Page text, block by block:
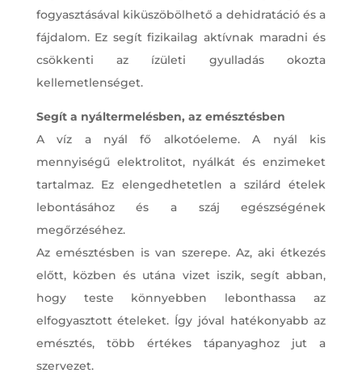
fogyasztásával kiküszöbölhető a dehidratáció és a
fájdalom. Ez segít fizikailag aktívnak maradni és
csökkenti az ízületi gyulladás okozta
kellemetlenséget.
Segít a nyáltermelésben, az emésztésben
A víz a nyál fő alkotóeleme. A nyál kis
mennyiségű elektrolitot, nyálkát és enzimeket
tartalmaz. Ez elengedhetetlen a szilárd ételek
lebontásához és a száj egészségének
megőrzéséhez.
Az emésztésben is van szerepe. Az, aki étkezés
előtt, közben és utána vizet iszik, segít abban,
hogy teste könnyebben lebonthassa az
elfogyasztott ételeket. Így jóval hatékonyabb az
emésztés, több értékes tápanyaghoz jut a
szervezet.